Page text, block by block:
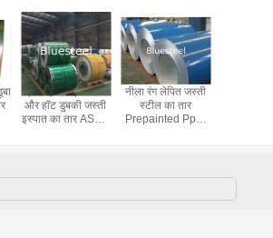
SPCC संगमरमर पैटर्न
मुद्रण Prepainted
स्टील का तार Ppgi
कॉयल लॉन्ग लाइफ में
SPCC ब्रिक और
मार्बल PPG हॉट डूबा